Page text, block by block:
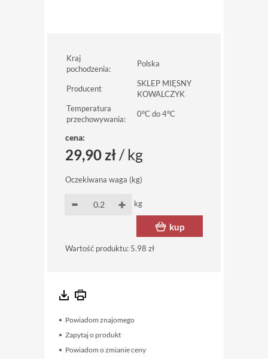
Kraj
pochodzenia:
Polska
Producent
SKLEP MIĘSNY
KOWALCZYK
Temperatura
przechowywania:
0°C do 4°C
cena:
29,90 zł / kg
Oczekiwana waga (kg)
kg
kup
Wartość produktu: 5.98 zł
Powiadom znajomego
Zapytaj o produkt
Powiadom o zmianie ceny